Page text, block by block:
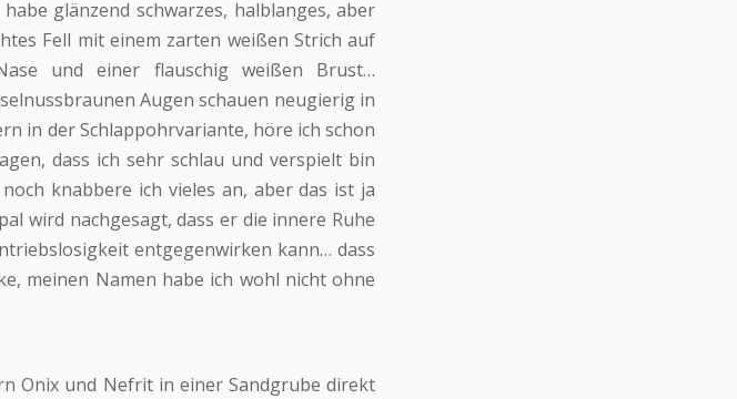
glänzend schwarzes, halblanges, aber
Fell mit einem zarten weißen Strich auf
und einer flauschig weißen Brust…
Augen schauen neugierig in
in der Schlappohrvariante, höre ich schon
dass ich sehr schlau und verspielt bin
knabbere ich vieles an, aber das ist ja
wird nachgesagt, dass er die innere Ruhe
entgegenwirken kann… dass
meinen Namen habe ich wohl nicht ohne
Onix und Nefrit in einer Sandgrube direkt